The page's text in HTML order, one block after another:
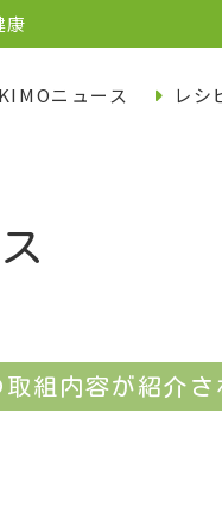
康
ニュース レシ
組内容が紹介さ